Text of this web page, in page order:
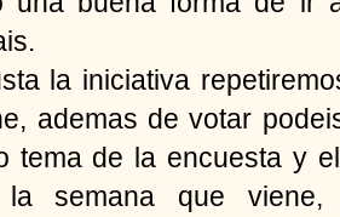
la iniciativa
ademas de votar
tema de la encuesta y
la semana que viene,